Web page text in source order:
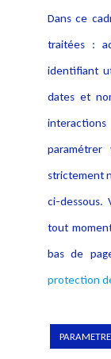
(10)
décision
(11) Pour
000 EUR ou,
2% du
l’exercice
l’article 32 :
entreprise,
mondial
83.5.a).
(12)
(13)
suiv.,
Dans ce
traitées :
identifiant
dates et
strictement
ci-dessous.
tout
bas de
protection